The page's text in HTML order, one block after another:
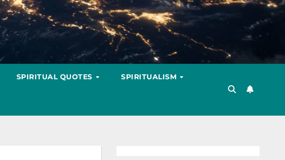
SPIRITUAL QUOTES SPIRITUALISM